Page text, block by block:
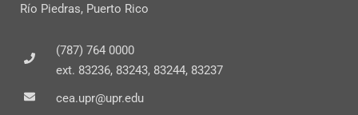
Río Piedras, Puerto Rico
(787) 764 0000
ext. 83236, 83243, 83244, 83237
cea.upr@upr.edu